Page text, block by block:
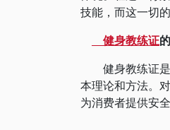
技能，而这一切
健身教练证
健身教练证是
本理论和方法。
为消费者提供安